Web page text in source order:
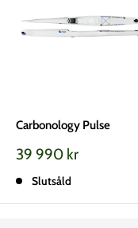
Carbonology Pulse
Vårt
39 990 kr
Slutsåld